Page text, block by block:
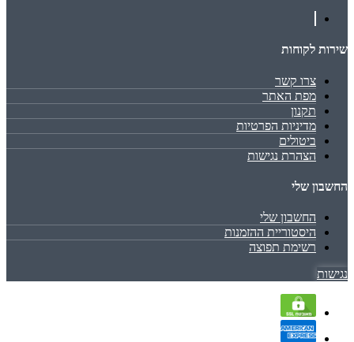
שירות לקוחות
צרו קשר
מפת האתר
תקנון
מדיניות הפרטיות
ביטולים
הצהרת נגישות
החשבון שלי
החשבון שלי
היסטוריית ההזמנות
רשימת תפוצה
נגישות